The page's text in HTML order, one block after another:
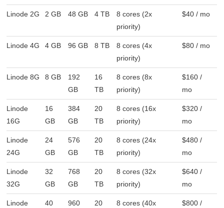
Linode 2G 2 GB 48 GB 4 TB
8 cores (2x
priority)
$40 / mo
Linode 4G 4 GB 96 GB 8 TB
8 cores (4x
priority)
$80 / mo
Linode 8G 8 GB
192
GB
16
TB
8 cores (8x
priority)
$160 /
mo
Linode
16G
16
GB
384
GB
20
TB
8 cores (16x
priority)
$320 /
mo
Linode
24G
24
GB
576
GB
20
TB
8 cores (24x
priority)
$480 /
mo
Linode
32G
32
GB
768
GB
20
TB
8 cores (32x
priority)
$640 /
mo
Linode
40
960
20
8 cores (40x
$800 /